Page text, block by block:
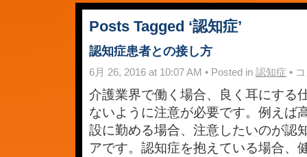
Posts Tagged ‘認知症’
認知症患者との接し方
6月 26, 2016 at 10:07 AM • Posted in 認知症 • 認
症
患
者
と
の
接
し
介護業界で働く場合、良く耳にする
ないように注意が必要です。例えば
設に勤める場合、注意したいのが認
アです。認知症を抱えている場合、